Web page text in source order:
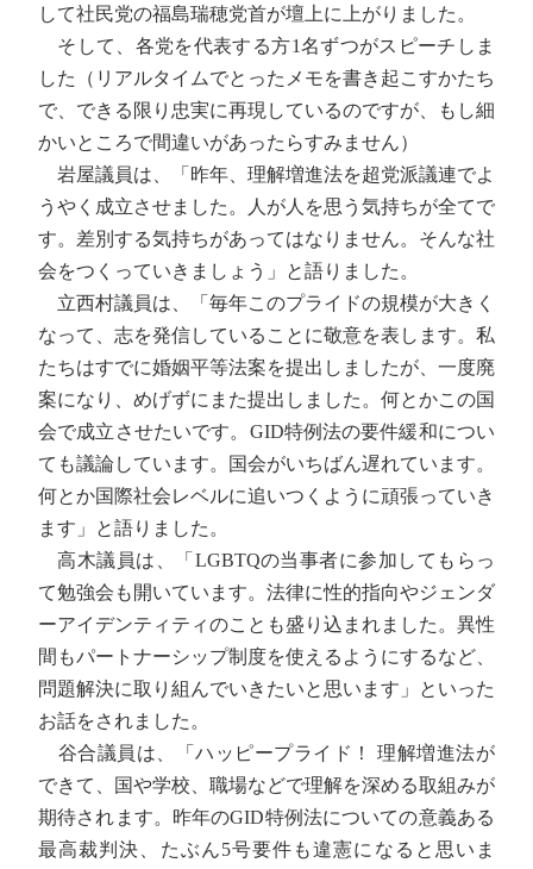
して社民党の福島瑞穂党首が壇上に上がりました。
そして、各党を代表する方1名ずつがスピーチしま
した（リアルタイムでとったメモを書き起こすかたち
で、できる限り忠実に再現しているのですが、もし細
かいところで間違いがあったらすみません）
岩屋議員は、「昨年、理解増進法を超党派議連でよ
うやく成立させました。人が人を思う気持ちが全てで
す。差別する気持ちがあってはなりません。そんな社
会をつくっていきましょう」と語りました。
立西村議員は、「毎年このプライドの規模が大きく
なって、志を発信していることに敬意を表します。私
たちはすでに婚姻平等法案を提出しましたが、一度廃
案になり、めげずにまた提出しました。何とかこの国
会で成立させたいです。GID特例法の要件緩和につい
ても議論しています。国会がいちばん遅れています。
何とか国際社会レベルに追いつくように頑張っていき
ます」と語りました。
高木議員は、「LGBTQの当事者に参加してもらっ
て勉強会も開いています。法律に性的指向やジェンダ
ーアイデンティティのことも盛り込まれました。異性
間もパートナーシップ制度を使えるようにするなど、
問題解決に取り組んでいきたいと思います」といった
お話をされました。
谷合議員は、「ハッピープライド！ 理解増進法が
できて、国や学校、職場などで理解を深める取組みが
期待されます。昨年のGID特例法についての意義ある
最高裁判決、たぶん5号要件も違憲になると思いま